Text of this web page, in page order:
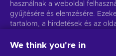
You can unsubscribe at any time.
használnak a weboldal
gyűjtésére és elemzésére.
tartalom, a hirdetések és az
hirdetések személyre
We think you're in